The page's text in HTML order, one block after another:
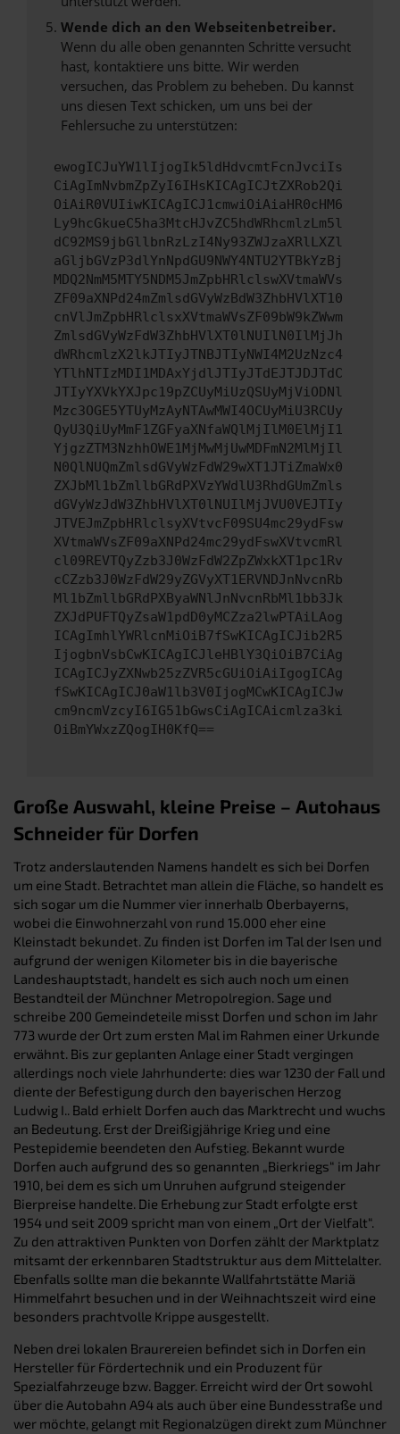
Wende dich an den Webseitenbetreiber.
Wenn du alle oben genannten Schritte versucht
hast, kontaktiere uns bitte. Wir werden
versuchen, das Problem zu beheben. Du kannst
uns diesen Text schicken, um uns bei der
Fehlersuche zu unterstützen:
ewogICJuYW1lIjogIk5ldHdvcmtFcnJvciIs
CiAgImNvbmZpZyI6IHsKICAgICJtZXRob2Qi
OiAiR0VUIiwKICAgICJ1cmwiOiAiaHR0cHM6
Ly9hcGkueC5ha3MtcHJvZC5hdWRhcmlzLm5l
dC92MS9jbGllbnRzLzI4Ny93ZWJzaXRlLXZl
aGljbGVzP3dlYnNpdGU9NWY4NTU2YTBkYzBj
MDQ2NmM5MTY5NDM5JmZpbHRlclswXVtmaWVs
ZF09aXNPd24mZmlsdGVyWzBdW3ZhbHVlXT10
cnVlJmZpbHRlclsxXVtmaWVsZF09bW9kZWwm
ZmlsdGVyWzFdW3ZhbHVlXT0lNUIlN0IlMjJh
dWRhcmlzX2lkJTIyJTNBJTIyNWI4M2UzNzc4
YTlhNTIzMDI1MDAxYjdlJTIyJTdEJTJDJTdC
JTIyYXVkYXJpc19pZCUyMiUzQSUyMjViODNl
Mzc3OGE5YTUyMzAyNTAwMWI4OCUyMiU3RCUy
QyU3QiUyMmF1ZGFyaXNfaWQlMjIlM0ElMjI1
YjgzZTM3NzhhOWE1MjMwMjUwMDFmN2MlMjIl
N0QlNUQmZmlsdGVyWzFdW29wXT1JTiZmaWx0
ZXJbMl1bZmllbGRdPXVzYWdlU3RhdGUmZmls
dGVyWzJdW3ZhbHVlXT0lNUIlMjJVU0VEJTIy
JTVEJmZpbHRlclsyXVtvcF09SU4mc29ydFsw
XVtmaWVsZF09aXNPd24mc29ydFswXVtvcmRl
cl09REVTQyZzb3J0WzFdW2ZpZWxkXT1pc1Rv
cCZzb3J0WzFdW29yZGVyXT1ERVNDJnNvcnRb
Ml1bZmllbGRdPXByaWNlJnNvcnRbMl1bb3Jk
ZXJdPUFTQyZsaW1pdD0yMCZza2lwPTAiLAog
ICAgImhlYWRlcnMiOiB7fSwKICAgICJib2R5
IjogbnVsbCwKICAgICJleHBlY3QiOiB7CiAg
ICAgICJyZXNwb25zZVR5cGUiOiAiIgogICAg
fSwKICAgICJ0aW1lb3V0IjogMCwKICAgICJw
cm9ncmVzcyI6IG51bGwsCiAgICAicmlza3ki
OiBmYWxzZQogIH0KfQ==
Große Auswahl, kleine Preise – Autohaus
Schneider für Dorfen
Trotz anderslautenden Namens handelt es sich bei Dorfen
um eine Stadt. Betrachtet man allein die Fläche, so handelt es
sich sogar um die Nummer vier innerhalb Oberbayerns,
wobei die Einwohnerzahl von rund 15.000 eher eine
Kleinstadt bekundet. Zu finden ist Dorfen im Tal der Isen und
aufgrund der wenigen Kilometer bis in die bayerische
Landeshauptstadt, handelt es sich auch noch um einen
Bestandteil der Münchner Metropolregion. Sage und
schreibe 200 Gemeindeteile misst Dorfen und schon im Jahr
773 wurde der Ort zum ersten Mal im Rahmen einer Urkunde
erwähnt. Bis zur geplanten Anlage einer Stadt vergingen
allerdings noch viele Jahrhunderte: dies war 1230 der Fall und
diente der Befestigung durch den bayerischen Herzog
Ludwig I.. Bald erhielt Dorfen auch das Marktrecht und wuchs
an Bedeutung. Erst der Dreißigjährige Krieg und eine
Pestepidemie beendeten den Aufstieg. Bekannt wurde
Dorfen auch aufgrund des so genannten „Bierkriegs“ im Jahr
1910, bei dem es sich um Unruhen aufgrund steigender
Bierpreise handelte. Die Erhebung zur Stadt erfolgte erst
1954 und seit 2009 spricht man von einem „Ort der Vielfalt“.
Zu den attraktiven Punkten von Dorfen zählt der Marktplatz
mitsamt der erkennbaren Stadtstruktur aus dem Mittelalter.
Ebenfalls sollte man die bekannte Wallfahrtstätte Mariä
Himmelfahrt besuchen und in der Weihnachtszeit wird eine
besonders prachtvolle Krippe ausgestellt.
Neben drei lokalen Braurereien befindet sich in Dorfen ein
Hersteller für Fördertechnik und ein Produzent für
Spezialfahrzeuge bzw. Bagger. Erreicht wird der Ort sowohl
über die Autobahn A94 als auch über eine Bundesstraße und
wer möchte, gelangt mit Regionalzügen direkt zum Münchner